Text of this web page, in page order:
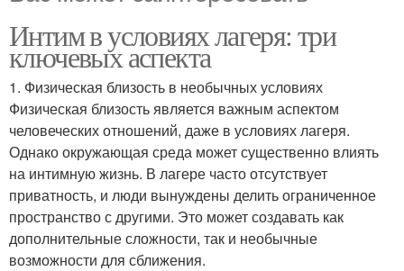
Интим в условиях лагеря: три
ключевых аспекта
1. Физическая близость в необычных условиях
Физическая близость является важным аспектом
человеческих отношений, даже в условиях лагеря.
Однако окружающая среда может существенно влиять
на интимную жизнь. В лагере часто отсутствует
приватность, и люди вынуждены делить ограниченное
пространство с другими. Это может создавать как
дополнительные сложности, так и необычные
возможности для сближения.